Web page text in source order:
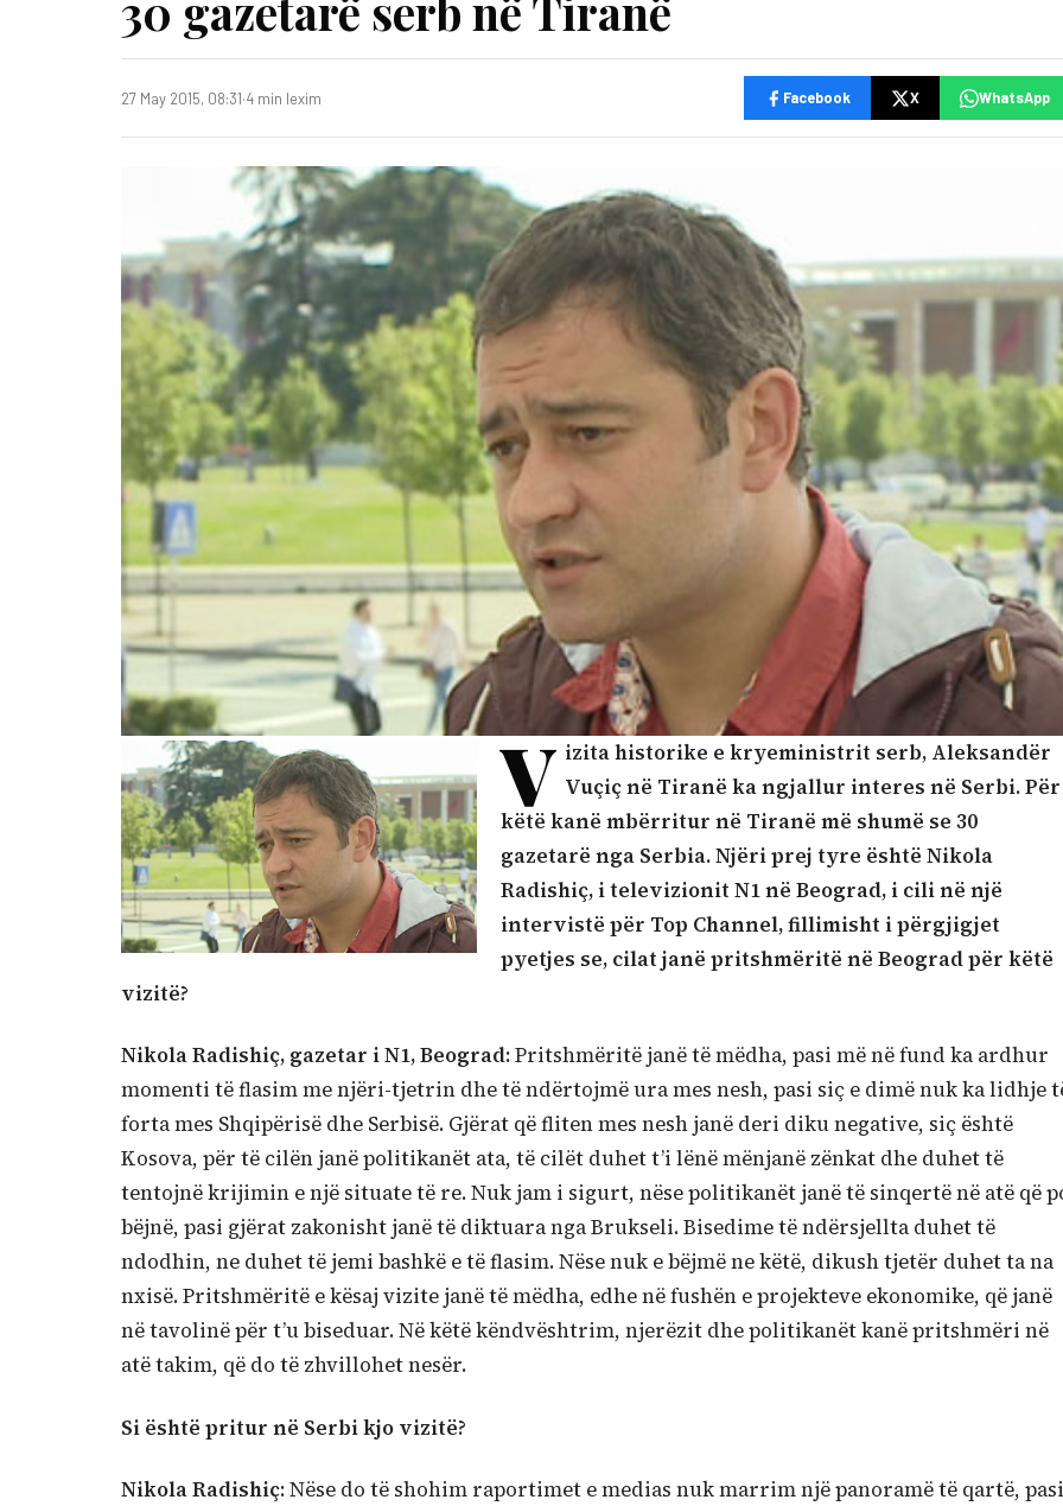
27 May 2015, 08:31·4 min lexim Facebook X WhatsApp
V izita historike e kryeministrit serb, Aleksandër
Vuçiç në Tiranë ka ngjallur interes në Serbi. Për
këtë kanë mbërritur në Tiranë më shumë se 30
gazetarë nga Serbia. Njëri prej tyre është Nikola
Radishiç, i televizionit N1 në Beograd, i cili në një
intervistë për Top Channel, fillimisht i përgjigjet
pyetjes se, cilat janë pritshmëritë në Beograd për këtë
vizitë?
Nikola Radishiç, gazetar i N1, Beograd:Pritshmëritë janë të mëdha, pasi më në fund ka ardhur
momenti të flasim me njëri-tjetrin dhe të ndërtojmë ura mes nesh, pasi siç e dimë nuk ka lidhje
forta mes Shqipërisë dhe Serbisë. Gjërat që fliten mes nesh janë deri diku negative, siç është
Kosova, për të cilën janë politikanët ata, të cilët duhet t’i lënë mënjanë zënkat dhe duhet të
tentojnë krijimin e një situate të re. Nuk jam i sigurt, nëse politikanët janë të sinqertë në atë që
bëjnë, pasi gjërat zakonisht janë të diktuara nga Brukseli. Bisedime të ndërsjellta duhet të
ndodhin, ne duhet të jemi bashkë e të flasim. Nëse nuk e bëjmë ne këtë, dikush tjetër duhet ta na
nxisë. Pritshmëritë e kësaj vizite janë të mëdha, edhe në fushën e projekteve ekonomike, që janë
në tavolinë për t’u biseduar. Në këtë këndvështrim, njerëzit dhe politikanët kanë pritshmëri në
atë takim, që do të zhvillohet nesër.
Si është pritur në Serbi kjo vizitë?
Nikola Radishiç: Nëse do të shohim raportimet e medias nuk marrim një panoramë të qartë, pasi